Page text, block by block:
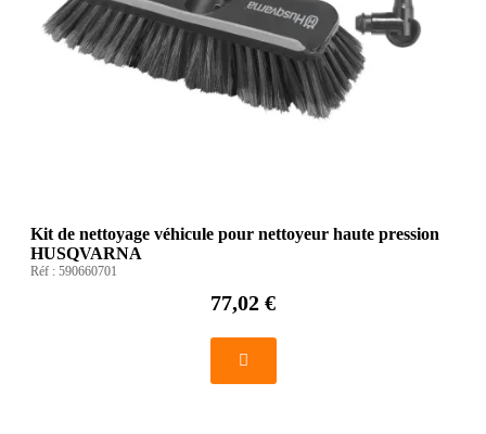
Kit de nettoyage véhicule pour nettoyeur haute pression
HUSQVARNA
Réf : 590660701
77,02 €